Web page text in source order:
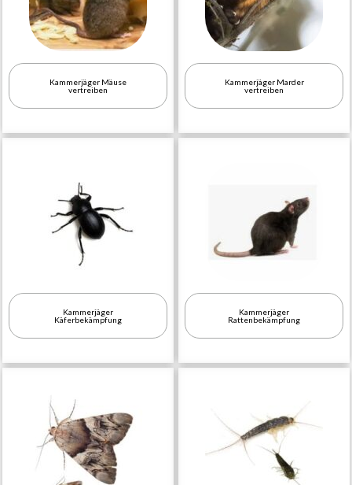
Kammerjäger Mäuse
vertreiben
Kammerjäger Marder
vertreiben
Kammerjäger
Käferbekämpfung
Kammerjäger
Rattenbekämpfung